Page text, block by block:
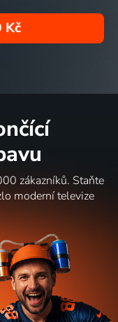
Kč
zákazníků. Staňte
moderní televize